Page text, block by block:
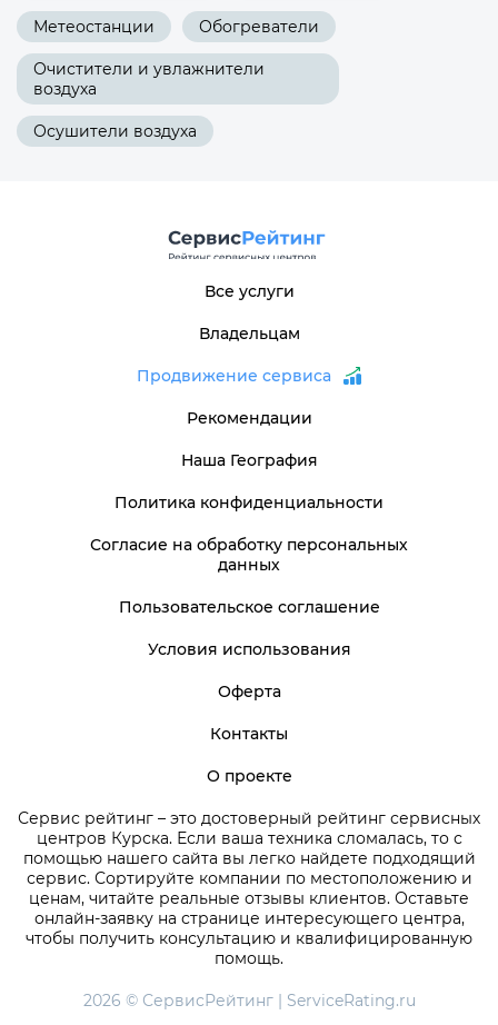
Метеостанции Обогреватели
Очистители и увлажнители
воздуха
Осушители воздуха
Сервис рейтинг – это достоверный рейтинг сервисных
центров Курска. Если ваша техника сломалась, то с
помощью нашего сайта вы легко найдете подходящий
сервис. Сортируйте компании по местоположению и
ценам, читайте реальные отзывы клиентов. Оставьте
онлайн-заявку на странице интересующего центра,
чтобы получить консультацию и квалифицированную
помощь.
2026 © СервисРейтинг | ServiceRating.ru
Все услуги
Владельцам
Продвижение сервиса
Рекомендации
Наша География
Политика конфиденциальности
Согласие на обработку персональных
данных
Пользовательское соглашение
Условия использования
Оферта
Контакты
О проекте